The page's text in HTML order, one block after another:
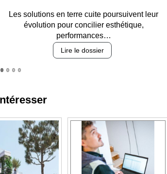
Entre circulation, sécurisation des accès, durabilité
des revêtements et intégration…
Lire le dossier